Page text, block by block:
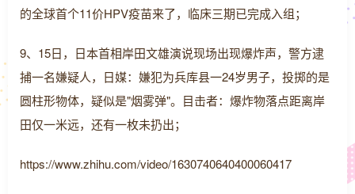
的全球首个11价HPV疫苗来了，临床三期已完成入组；
9、15日，日本首相岸田文雄演说现场出现爆炸声，警方逮
捕一名嫌疑人，日媒：嫌犯为兵库县一24岁男子，投掷的是
圆柱形物体，疑似是"烟雾弹"。目击者：爆炸物落点距离岸
田仅一米远，还有一枚未扔出；
https://www.zhihu.com/video/1630740640400060417